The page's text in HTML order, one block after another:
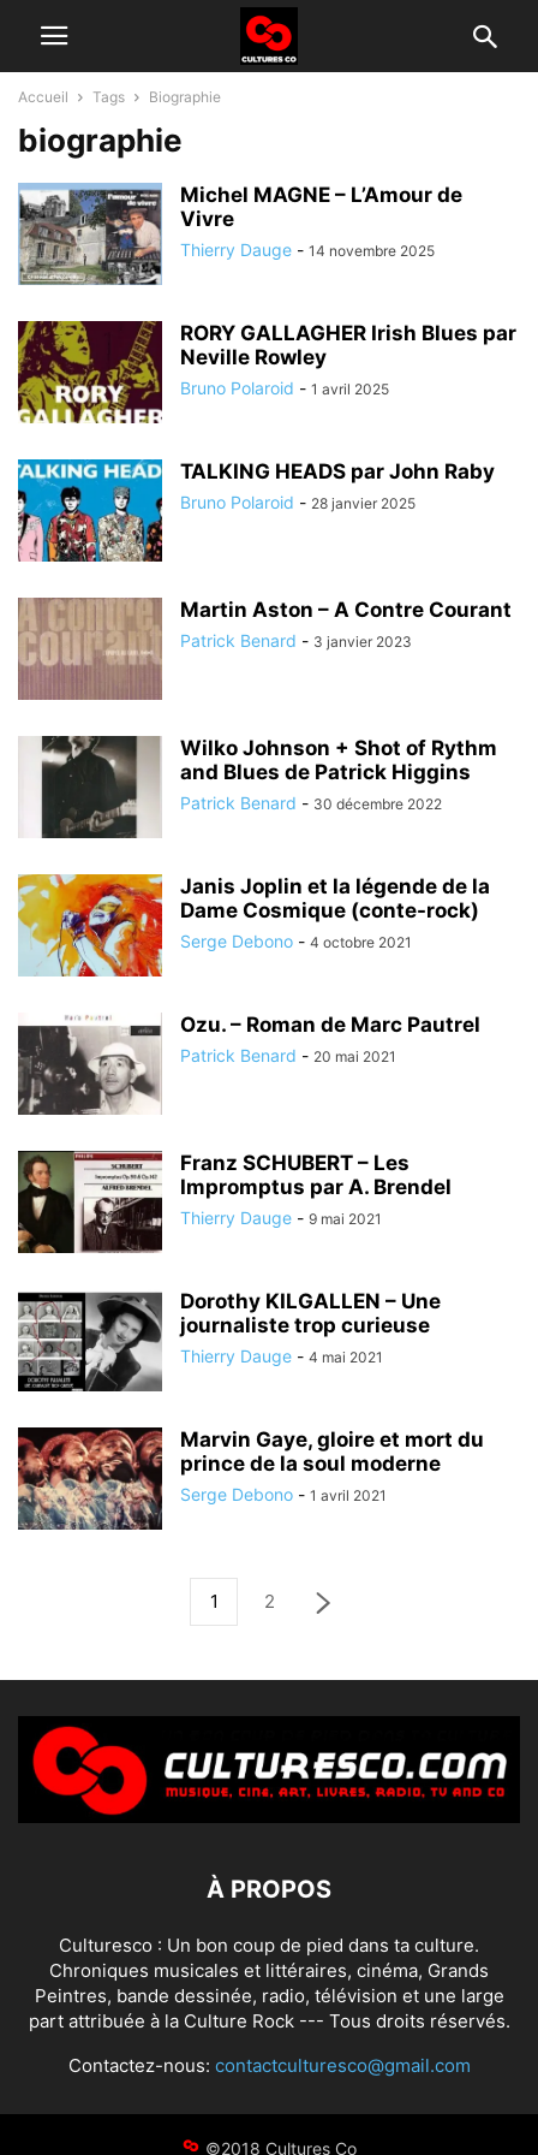
Accueil Tags Biographie
biographie
Michel MAGNE – L’Amour de
Vivre
Thierry Dauge - 14 novembre 2025
RORY GALLAGHER Irish Blues par
Neville Rowley
Bruno Polaroid - 1 avril 2025
TALKING HEADS par John Raby
Bruno Polaroid - 28 janvier 2025
Martin Aston – A Contre Courant
Patrick Benard - 3 janvier 2023
Wilko Johnson + Shot of Rythm
and Blues de Patrick Higgins
Patrick Benard - 30 décembre 2022
Janis Joplin et la légende de la
Dame Cosmique (conte-rock)
Serge Debono - 4 octobre 2021
Ozu. – Roman de Marc Pautrel
Patrick Benard - 20 mai 2021
Franz SCHUBERT – Les
Impromptus par A. Brendel
Thierry Dauge - 9 mai 2021
Dorothy KILGALLEN – Une
journaliste trop curieuse
Thierry Dauge - 4 mai 2021
Marvin Gaye, gloire et mort du
prince de la soul moderne
Serge Debono - 1 avril 2021
1 2
À PROPOS
Culturesco : Un bon coup de pied dans ta culture.
Chroniques musicales et littéraires, cinéma, Grands
Peintres, bande dessinée, radio, télévision et une large
part attribuée à la Culture Rock --- Tous droits réservés.
Contactez-nous: contactculturesco@gmail.com
©2018 Cultures Co